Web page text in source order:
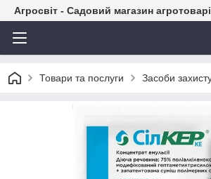
Агросвіт - Садовий магазин
Товари та послуги Засоби